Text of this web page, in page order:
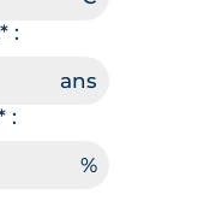
:
: